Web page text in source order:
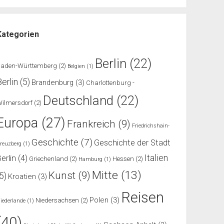
Württemberg (2) Belgien (1) Berlin (22)
(5) Brandenburg (3) Charlottenburg -
(2) Deutschland (22)
(27) Frankreich (9) Friedrichshain-
(1) Geschichte (7) Geschichte der Stadt
(4) Griechenland (2) Hamburg (1) Hessen (2) Italien
Kroatien (3) Kunst (9) Mitte (13)
(1) Niedersachsen (2) Polen (3) Reisen